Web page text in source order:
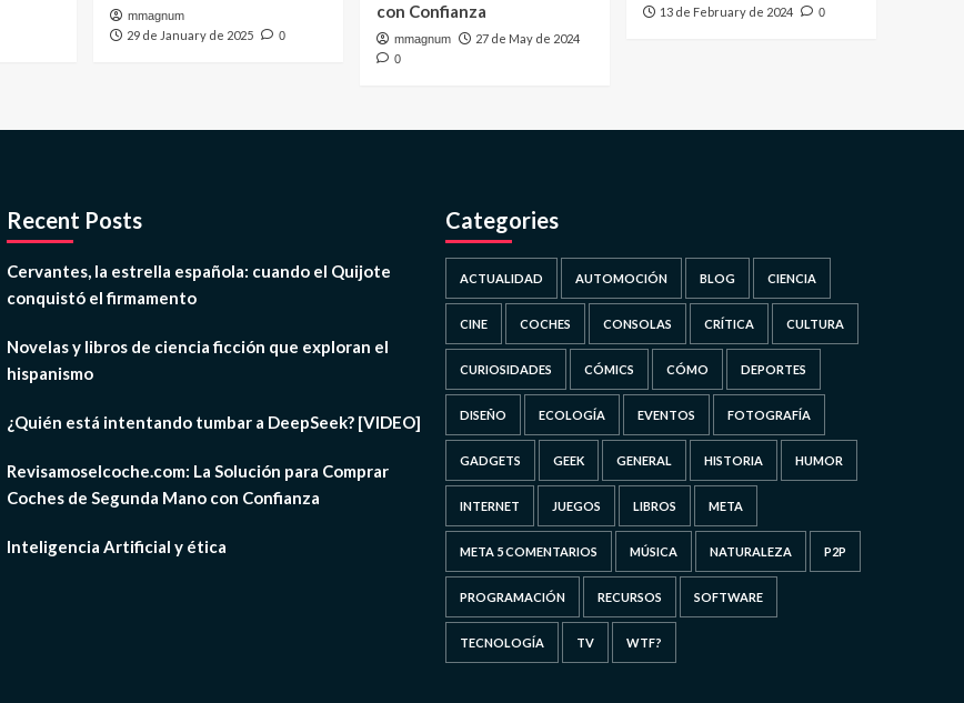
mmagnum
29 de January de 2025 0
con Confianza
mmagnum 27 de May de 2024
0
13 de February de 2024 0
Recent Posts
Cervantes, la estrella española: cuando el Quijote
conquistó el firmamento
Novelas y libros de ciencia ficción que exploran el
hispanismo
¿Quién está intentando tumbar a DeepSeek? [VIDEO]
Revisamoselcoche.com: La Solución para Comprar
Coches de Segunda Mano con Confianza
Inteligencia Artificial y ética
Categories
ACTUALIDAD AUTOMOCIÓN BLOG CIENCIA
CINE COCHES CONSOLAS CRÍTICA CULTURA
CURIOSIDADES CÓMICS CÓMO DEPORTES
DISEÑO ECOLOGÍA EVENTOS FOTOGRAFÍA
GADGETS GEEK GENERAL HISTORIA HUMOR
INTERNET JUEGOS LIBROS META
META 5 COMENTARIOS MÚSICA NATURALEZA P2P
PROGRAMACIÓN RECURSOS SOFTWARE
TECNOLOGÍA TV WTF?